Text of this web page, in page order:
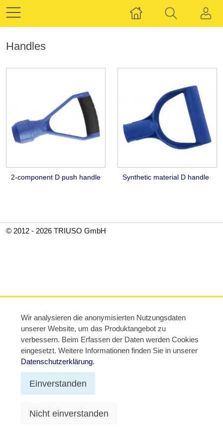
Handles
2-component D push handle Synthetic material D handle
© 2012 - 2026 TRIUSO GmbH
Wir analysieren die anonymisierten Nutzungsdaten
unserer Website, um das Produktangebot zu
verbessern. Beim Erfassen der Daten werden Cookies
eingesetzt. Weitere Informationen finden Sie in unserer
Datenschutzerklärung.
Einverstanden
Nicht einverstanden